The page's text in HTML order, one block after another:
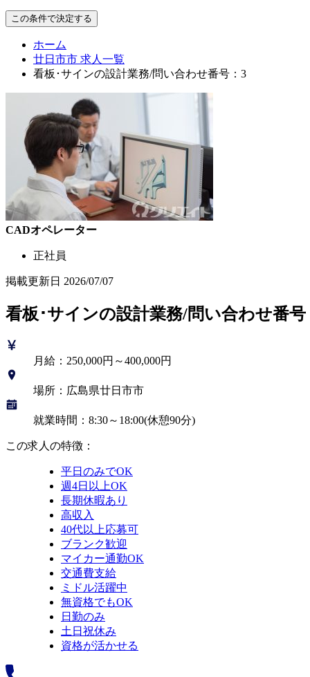
この条件で決定する
ホーム
廿日市市 求人一覧
看板･サインの設計業務/問い合わせ番号：3
CADオペレーター
正社員
掲載更新日 2026/07/07
看板･サインの設計業務/問い合わせ番号
月給：250,000円～400,000円
場所：広島県廿日市市
就業時間：8:30～18:00(休憩90分)
この求人の特徴：
平日のみでOK
週4日以上OK
長期休暇あり
高収入
40代以上応募可
ブランク歓迎
マイカー通勤OK
交通費支給
ミドル活躍中
無資格でもOK
日勤のみ
土日祝休み
資格が活かせる